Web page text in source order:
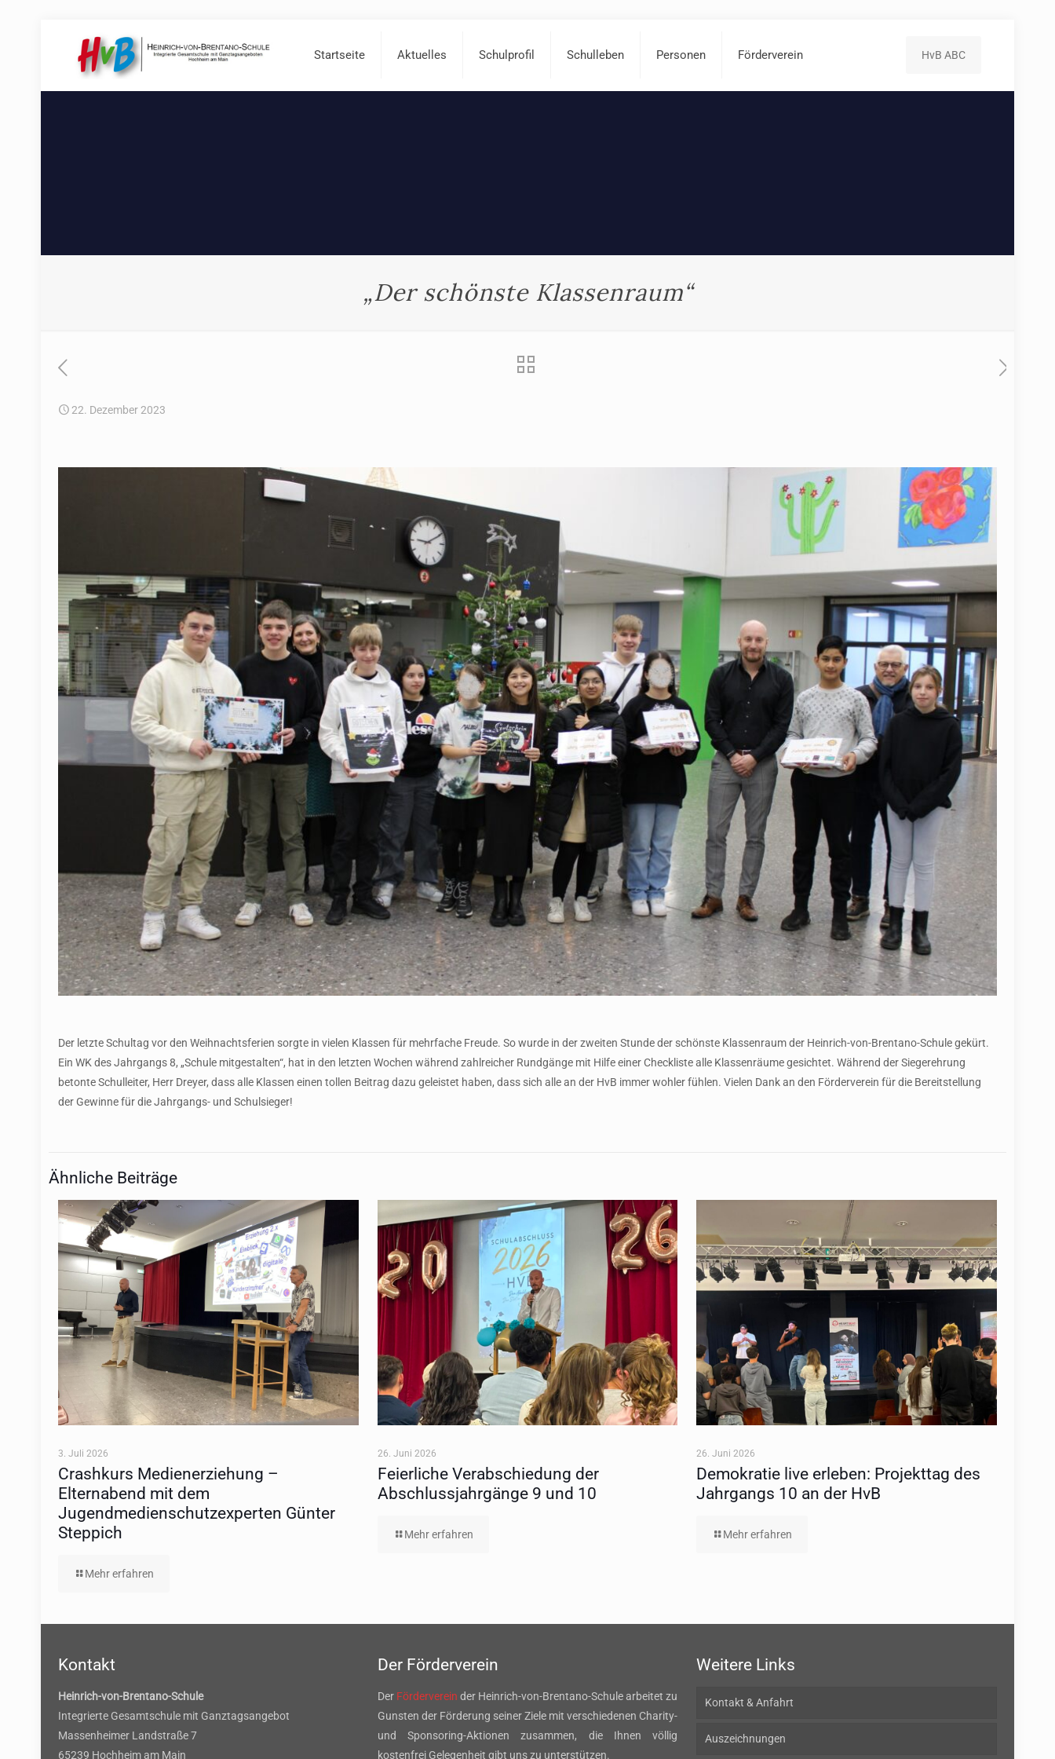
Startseite Aktuelles Schulprofil Schulleben Personen Förderverein HvB ABC
„Der schönste Klassenraum“
22. Dezember 2023
Der letzte Schultag vor den Weihnachtsferien sorgte in vielen Klassen für mehrfache Freude. So wurde in der zweiten Stunde der schönste Klassenraum der Heinrich-von-Brentano-Schule gekürt.
Ein WK des Jahrgangs 8, „Schule mitgestalten“, hat in den letzten Wochen während zahlreicher Rundgänge mit Hilfe einer Checkliste alle Klassenräume gesichtet. Während der Siegerehrung
betonte Schulleiter, Herr Dreyer, dass alle Klassen einen tollen Beitrag dazu geleistet haben, dass sich alle an der HvB immer wohler fühlen. Vielen Dank an den Förderverein für die Bereitstellung
der Gewinne für die Jahrgangs- und Schulsieger!
Ähnliche Beiträge
3. Juli 2026
Crashkurs Medienerziehung –
Elternabend mit dem
Jugendmedienschutzexperten Günter
Steppich
Mehr erfahren
26. Juni 2026
Feierliche Verabschiedung der
Abschlussjahrgänge 9 und 10
Mehr erfahren
26. Juni 2026
Demokratie live erleben: Projekttag des
Jahrgangs 10 an der HvB
Mehr erfahren
Kontakt
Heinrich-von-Brentano-Schule
Integrierte Gesamtschule mit Ganztagsangebot
Massenheimer Landstraße 7
65239 Hochheim am Main
Der Förderverein
Der Förderverein der Heinrich-von-Brentano-Schule arbeitet zu
Gunsten der Förderung seiner Ziele mit verschiedenen Charity-
und Sponsoring-Aktionen zusammen, die Ihnen völlig
kostenfrei Gelegenheit gibt uns zu unterstützen.
Weitere Links
Kontakt & Anfahrt
Auszeichnungen